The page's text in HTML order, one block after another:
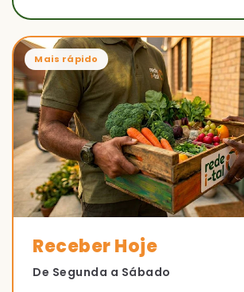
Mais rápido
Receber Hoje
De Segunda a Sábado